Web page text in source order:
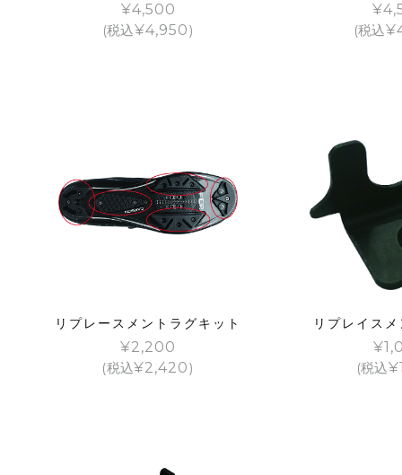
¥4,500
(税込¥4,950)
¥
(税込¥
リプレースメントラグキット
¥2,200
(税込¥2,420)
リプレイス
¥
(税込¥